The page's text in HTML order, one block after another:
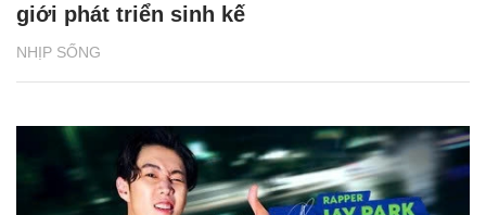
NHỊP SỐNG
giới phát triển sinh kế